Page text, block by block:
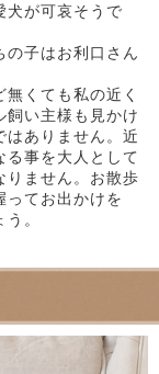
犬が可哀そうで
の子はお利口さん
くても私の近く
飼い主様も見かけ
はありません。近
る事を大人として
りません。お散歩
ってお出かけを
。